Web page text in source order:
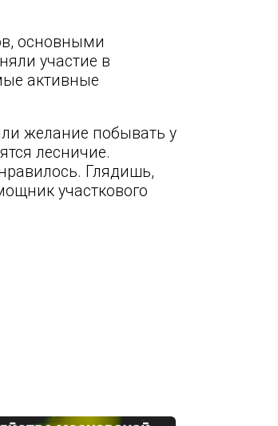
основными
участие в
активные
желание побывать у
лесничие.
Глядишь,
участкового